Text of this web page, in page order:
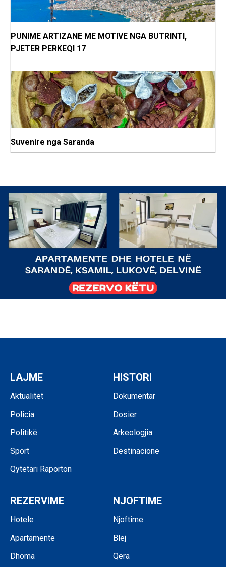
PUNIME ARTIZANE ME MOTIVE NGA BUTRINTI,
PJETER PERKEQI 17
Suvenire nga Saranda
LAJME
Aktualitet
Policia
Politikë
Sport
Qytetari Raporton
HISTORI
Dokumentar
Dosier
Arkeologjia
Destinacione
REZERVIME
Hotele
Apartamente
Dhoma
NJOFTIME
Njoftime
Blej
Qera